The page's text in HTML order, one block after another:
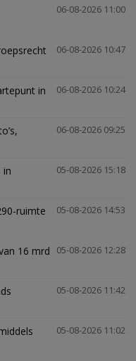
06-08-2026 11:00
06-08-2026 10:47
06-08-2026 10:24
in
06-08-2026 09:25
05-08-2026 15:18
in
05-08-2026 14:53
ruimte
05-08-2026 12:28
16 mrd
05-08-2026 11:42
05-08-2026 11:02